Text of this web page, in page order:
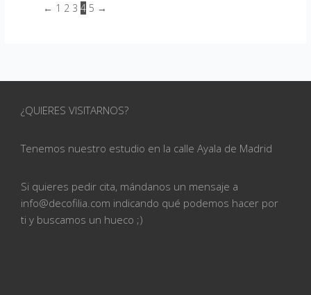
← 1 2 3 4 5 →
¿QUIERES VISITARNOS?
Tenemos nuestro estudio en la calle Ayala de Madrid
Si quieres pedir cita, mándanos un mensaje a
info@decofilia.com indicando qué podemos hacer por
ti y buscamos un hueco ;)